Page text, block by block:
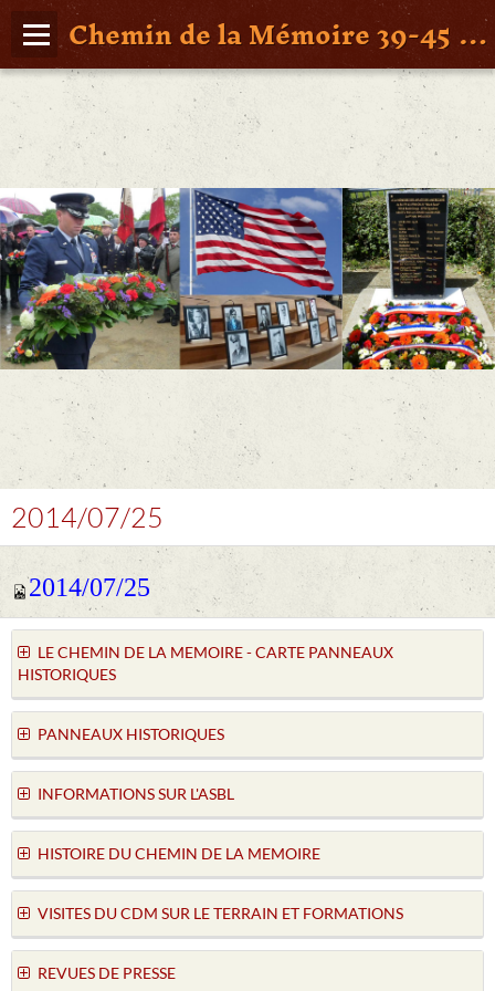
Chemin de la Mémoire 39-45 en Pays de Retz
Page d'accueil
Agenda
Album Photos
Vidéos
Poche St Nazaire
Contact
FAITS DE GUERRE
Figures Marquantes
2014/07/25
2014/07/25
LE CHEMIN DE LA MEMOIRE - CARTE PANNEAUX
HISTORIQUES
PANNEAUX HISTORIQUES
INFORMATIONS SUR L'ASBL
HISTOIRE DU CHEMIN DE LA MEMOIRE
VISITES DU CDM SUR LE TERRAIN ET FORMATIONS
REVUES DE PRESSE